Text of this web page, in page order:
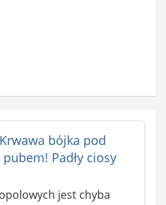
Krwawa bójka pod
Padły ciosy
jest chyba